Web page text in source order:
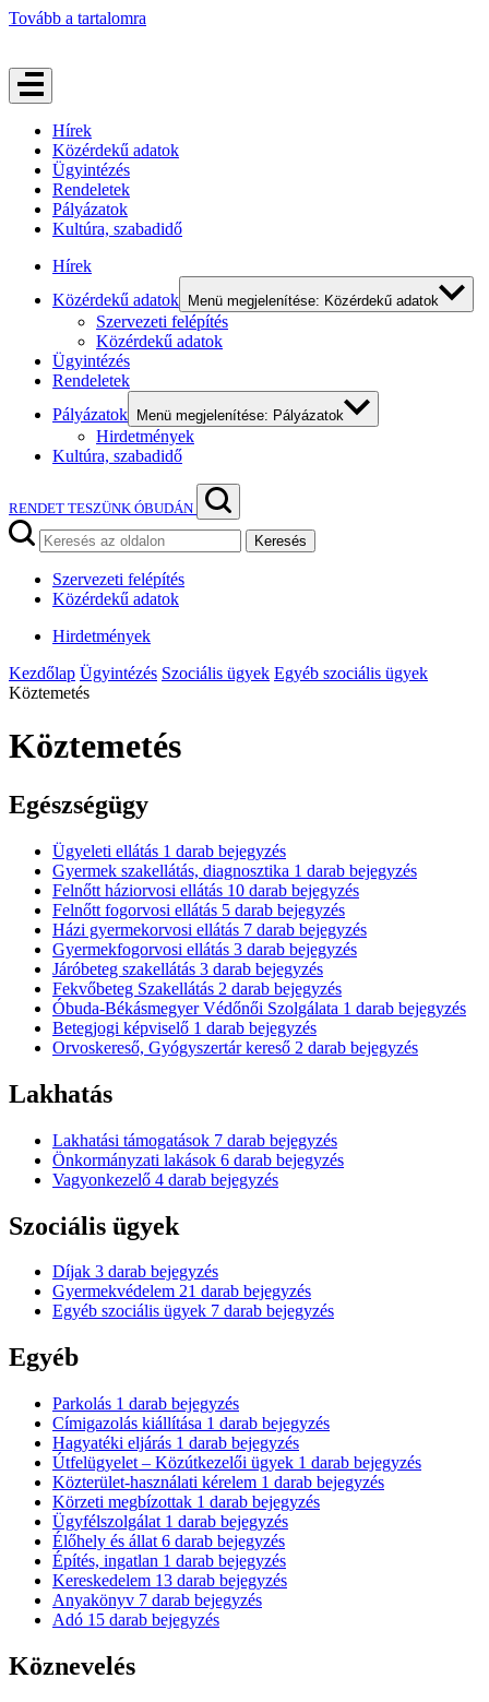
Tovább a tartalomra
Hírek
Közérdekű adatok
Ügyintézés
Rendeletek
Pályázatok
Kultúra, szabadidő
Hírek
Közérdekű adatok
Menü megjelenítése: Közérdekű adatok
Szervezeti felépítés
Közérdekű adatok
Ügyintézés
Rendeletek
Pályázatok
Menü megjelenítése: Pályázatok
Hirdetmények
Kultúra, szabadidő
RENDET TESZÜNK ÓBUDÁN
Keresés
Szervezeti felépítés
Közérdekű adatok
Hirdetmények
Kezdőlap Ügyintézés Szociális ügyek Egyéb szociális ügyek
Köztemetés
Köztemetés
Egészségügy
Ügyeleti ellátás 1 darab bejegyzés
Gyermek szakellátás, diagnosztika 1 darab bejegyzés
Felnőtt háziorvosi ellátás 10 darab bejegyzés
Felnőtt fogorvosi ellátás 5 darab bejegyzés
Házi gyermekorvosi ellátás 7 darab bejegyzés
Gyermekfogorvosi ellátás 3 darab bejegyzés
Járóbeteg szakellátás 3 darab bejegyzés
Fekvőbeteg Szakellátás 2 darab bejegyzés
Óbuda-Békásmegyer Védőnői Szolgálata 1 darab bejegyzés
Betegjogi képviselő 1 darab bejegyzés
Orvoskereső, Gyógyszertár kereső 2 darab bejegyzés
Lakhatás
Lakhatási támogatások 7 darab bejegyzés
Önkormányzati lakások 6 darab bejegyzés
Vagyonkezelő 4 darab bejegyzés
Szociális ügyek
Díjak 3 darab bejegyzés
Gyermekvédelem 21 darab bejegyzés
Egyéb szociális ügyek 7 darab bejegyzés
Egyéb
Parkolás 1 darab bejegyzés
Címigazolás kiállítása 1 darab bejegyzés
Hagyatéki eljárás 1 darab bejegyzés
Útfelügyelet – Közútkezelői ügyek 1 darab bejegyzés
Közterület-használati kérelem 1 darab bejegyzés
Körzeti megbízottak 1 darab bejegyzés
Ügyfélszolgálat 1 darab bejegyzés
Élőhely és állat 6 darab bejegyzés
Építés, ingatlan 1 darab bejegyzés
Kereskedelem 13 darab bejegyzés
Anyakönyv 7 darab bejegyzés
Adó 15 darab bejegyzés
Köznevelés